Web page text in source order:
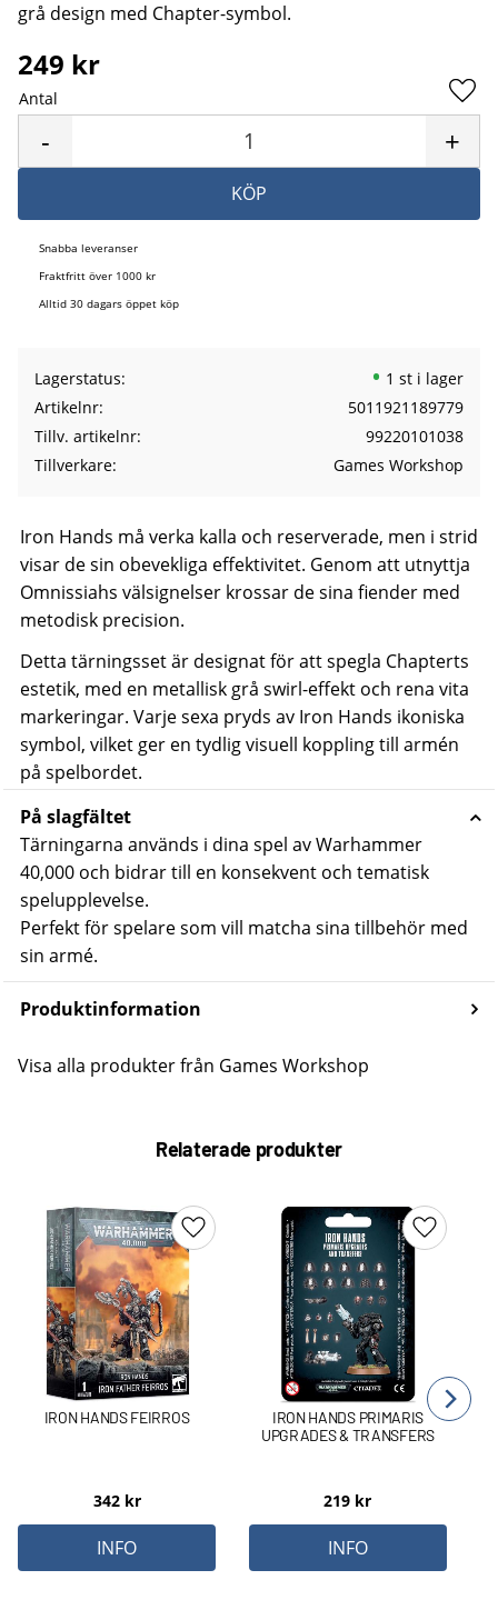
grå design med Chapter-symbol.
249 kr
Antal
+
-
KÖP
Snabba leveranser
Fraktfritt över 1000 kr
Alltid 30 dagars öppet köp
Lagerstatus
1 st i lager
Artikelnr
5011921189779
Tillv. artikelnr
99220101038
Tillverkare
Games Workshop
Iron Hands må verka kalla och reserverade, men i strid
visar de sin obevekliga effektivitet. Genom att utnyttja
Omnissiahs välsignelser krossar de sina fiender med
metodisk precision.
Detta tärningsset är designat för att spegla Chapterts
estetik, med en metallisk grå swirl-effekt och rena vita
markeringar. Varje sexa pryds av Iron Hands ikoniska
symbol, vilket ger en tydlig visuell koppling till armén
på spelbordet.
På slagfältet
Tärningarna används i dina spel av Warhammer
40,000 och bidrar till en konsekvent och tematisk
spelupplevelse.
Perfekt för spelare som vill matcha sina tillbehör med
sin armé.
Produktinformation
Visa alla produkter från Games Workshop
Relaterade produkter
IRON HANDS FEIRROS
342kr
Lägg till i favoriter
INFO
IRON HANDS PRIMARIS
UPGRADES & TRANSFERS
219 kr
Lägg till
INFO